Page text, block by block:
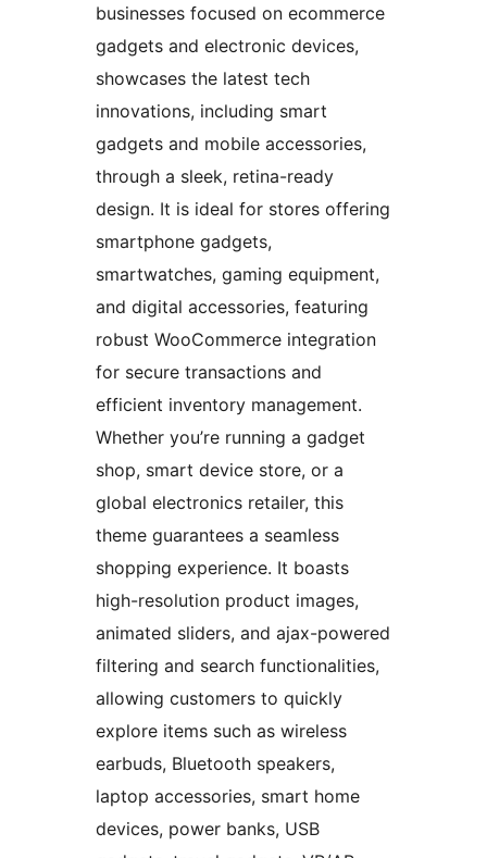
businesses focused on ecommerce
gadgets and electronic devices,
showcases the latest tech
innovations, including smart
gadgets and mobile accessories,
through a sleek, retina-ready
design. It is ideal for stores offering
smartphone gadgets,
smartwatches, gaming equipment,
and digital accessories, featuring
robust WooCommerce integration
for secure transactions and
efficient inventory management.
Whether you’re running a gadget
shop, smart device store, or a
global electronics retailer, this
theme guarantees a seamless
shopping experience. It boasts
high-resolution product images,
animated sliders, and ajax-powered
filtering and search functionalities,
allowing customers to quickly
explore items such as wireless
earbuds, Bluetooth speakers,
laptop accessories, smart home
devices, power banks, USB